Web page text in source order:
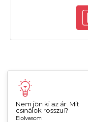
Nem jön ki az ár. Mit
csinálok rosszul?
Elolvasom